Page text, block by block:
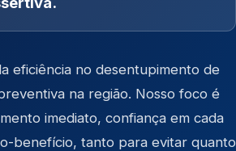
eficiência no desentupimento de
na região. Nosso foco é
imediato, confiança em cada
benefício, tanto para evitar quanto